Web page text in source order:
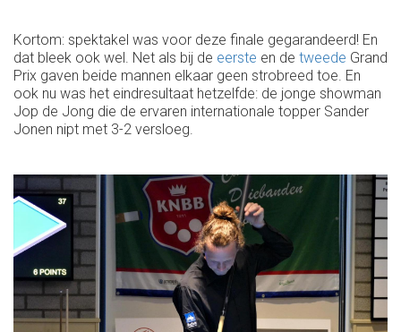
Kortom: spektakel was voor deze finale gegarandeerd! En
dat bleek ook wel. Net als bij de eerste en de tweede Grand
Prix gaven beide mannen elkaar geen strobreed toe. En
ook nu was het eindresultaat hetzelfde: de jonge showman
Jop de Jong die de ervaren internationale topper Sander
Jonen nipt met 3-2 versloeg.